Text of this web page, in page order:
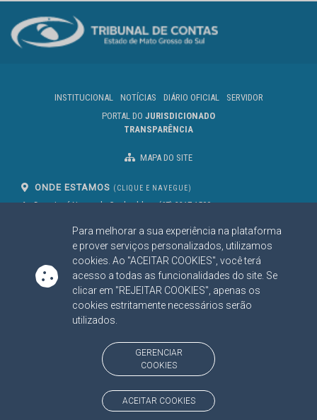
Para melhorar a sua experiência na plataforma
e prover serviços personalizados, utilizamos
cookies. Ao "ACEITAR COOKIES", você terá
acesso a todas as funcionalidades do site. Se
clicar em "REJEITAR COOKIES", apenas os
cookies estritamente necessários serão
utilizados.
GERENCIAR
COOKIES
ACEITAR COOKIES
INSTITUCIONAL NOTÍCIAS DIÁRIO OFICIAL
SERVIDOR
PORTAL DO JURISDICIONADO
TRANSPARÊNCIA
MAPA DO SITE
ONDE ESTAMOS (CLIQUE E NAVEGUE)
Av. Des. José Nunes da Cunha, bloco
Campo Grande/MS
CEP: 79031-310
(67) 3317-1500
SIGA NOSSAS REDES SOCIAIS
Linked InYoutube
Facebook
X
BAIXE NOSSO APLICATIVO